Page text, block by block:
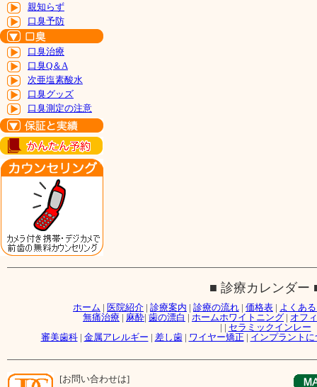
親知らず
口臭予防
口臭治療
口臭Q＆A
次亜塩素酸水
口臭グッズ
口臭測定の注意
■ 診療カレンダー
ホーム | 医院紹介 | 診療案内 | 診療の流れ | 価格表 | よくあ
無痛治療 | 麻酔| 歯の漂白 | ホームホワイトニング | オフ
| | セラミックインレー
審美歯科| 金属アレルギー | 差し歯| ワイヤー矯正 | インプラントに
[お問い合わせは]